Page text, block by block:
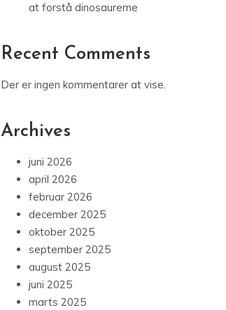
at forstå dinosaurerne
Recent Comments
Der er ingen kommentarer at vise.
Archives
juni 2026
april 2026
februar 2026
december 2025
oktober 2025
september 2025
august 2025
juni 2025
marts 2025